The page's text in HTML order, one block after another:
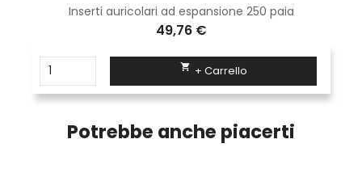
Inserti auricolari ad espansione 250 paia
49,76 €
 + Carrello
Potrebbe anche piacerti